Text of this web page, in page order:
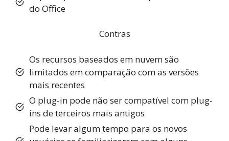
do Office
Contras
Os recursos baseados em nuvem são
limitados em comparação com as versões
mais recentes
O plug-in pode não ser compatível com plug-
ins de terceiros mais antigos
Pode levar algum tempo para os novos